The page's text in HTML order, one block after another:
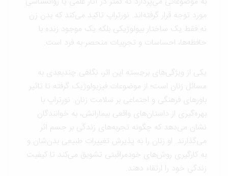
مورد توجه قرار گرفته‌اند. نورتراپ تاکید می‌کند که بدن زن
نه فقط یک ساختار بیولوژیکی بلکه یک موجود زنده با
حافظه‌ها، احساسات و تجربیات منحصر به فرد است.
یکی از ویژگی‌های برجسته این اثر، نگاهی چندبعدی به
مسائل زنان است؛ از موضوعات فیزیولوژیک گرفته تا تاثیر
باورهای فرهنگی و اجتماعی بر سلامت زنان. نورتراپ با
بهره‌گیری از داستان‌های واقعی بیمارانش، به خوانندگان
نشان می‌دهد که چگونه تجربه‌های زندگی بر جسم اثر
می‌گذارند. او زنان را به پذیرش تغییرات طبیعی بدن‌شان و
به کارگیری روش‌های خودمراقبتی تشویق می‌کند تا کیفیت
زندگی خود را ارتقاء دهند.